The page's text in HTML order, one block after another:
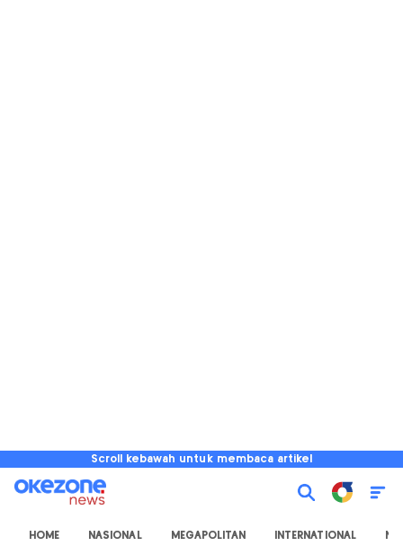
Scroll kebawah untuk membaca artikel
HOME NASIONAL MEGAPOLITAN INTERNATIONAL